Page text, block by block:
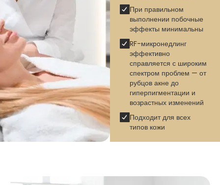
При правильном
выполнении побочные
эффекты минимальны
RF-микронедлинг
эффективно
справляется с широким
спектром проблем — от
рубцов акне до
гиперпигментации и
возрастных изменений
Подходит для всех
типов кожи